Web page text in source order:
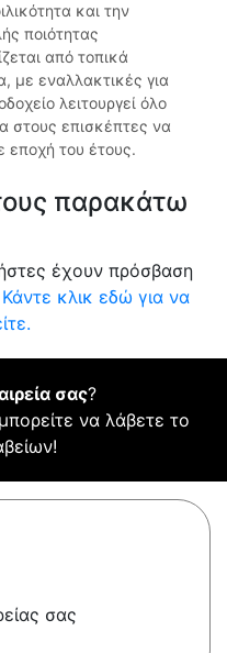
και την
ποιότητας
από τοπικά
με εναλλακτικές για
λειτουργεί όλο
στους επισκέπτες να
εποχή του έτους.
παρακάτω
έχουν πρόσβαση
Κάντε κλικ εδώ για να
σας?
να λάβετε το
σας